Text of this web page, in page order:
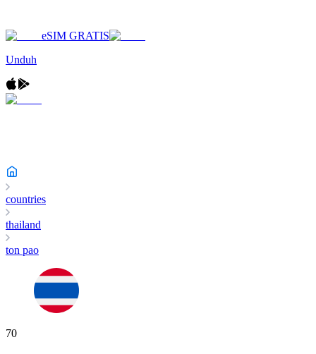
eSIM GRATIS
Unduh
countries
thailand
ton pao
70